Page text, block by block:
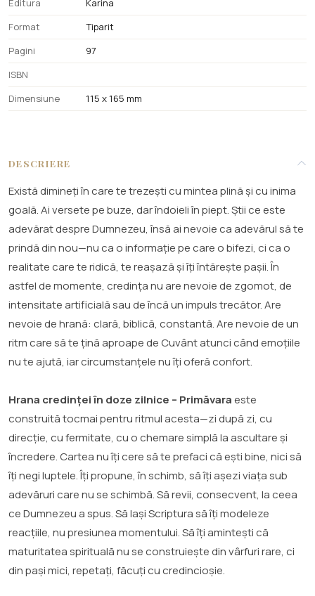
Editura
Karina
Format
Tiparit
Pagini
97
ISBN
Dimensiune
115 x 165 mm
DESCRIERE
Există dimineți în care te trezești cu mintea plină și cu inima
goală. Ai versete pe buze, dar îndoieli în piept. Știi ce este
adevărat despre Dumnezeu, însă ai nevoie ca adevărul să te
prindă din nou—nu ca o informație pe care o bifezi, ci ca o
realitate care te ridică, te reașază și îți întărește pașii. În
astfel de momente, credința nu are nevoie de zgomot, de
intensitate artificială sau de încă un impuls trecător. Are
nevoie de hrană: clară, biblică, constantă. Are nevoie de un
ritm care să te țină aproape de Cuvânt atunci când emoțiile
nu te ajută, iar circumstanțele nu îți oferă confort.
Hrana credinței în doze zilnice – Primăvaraeste
construită tocmai pentru ritmul acesta—zi după zi, cu
direcție, cu fermitate, cu o chemare simplă la ascultare și
încredere. Cartea nu îți cere să te prefaci că ești bine, nici să
îți negi luptele. Îți propune, în schimb, să îți așezi viața sub
adevăruri care nu se schimbă. Să revii, consecvent, la ceea
ce Dumnezeu a spus. Să lași Scriptura să îți modeleze
reacțiile, nu presiunea momentului. Să îți amintești că
maturitatea spirituală nu se construiește din vârfuri rare, ci
din pași mici, repetați, făcuți cu credincioșie.